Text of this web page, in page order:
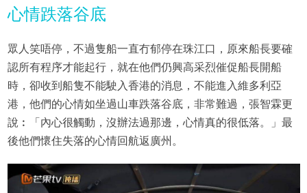
心情跌落谷底
眾人笑唔停，不過隻船一直冇郁停在珠江口，原來船長要確
認所有程序才能起行，就在他們仍興高采烈催促船長開船
時，卻收到船隻不能駛入香港的消息，不能進入維多利亞
港，他們的心情如坐過山車跌落谷底，非常難過，張智霖更
說︰「內心很觸動，沒辦法過那邊，心情真的很低落。」最
後他們懷住失落的心情回航返廣州。